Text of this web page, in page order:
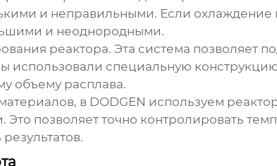
и неправильными. Если
и неоднородными.
реактора. Эта система позволяет
использовали специальную
объему расплава.
в DODGEN используем
позволяет точно контролировать